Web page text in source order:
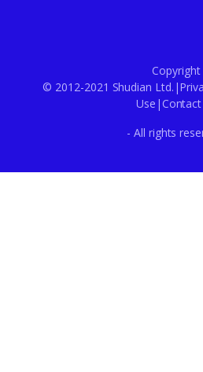
Copyright
© 2012-2021 Shudian Ltd.|
Use |
- All rights